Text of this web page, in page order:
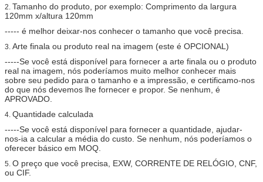
2. Tamanho do produto, por exemplo: Comprimento da largura
120mm x/altura 120mm
----- é melhor deixar-nos conhecer o tamanho que você precisa.
3. Arte finala ou produto real na imagem (este é OPCIONAL)
-----Se você está disponível para fornecer a arte finala ou o produto
real na imagem, nós poderíamos muito melhor conhecer mais
sobre seu pedido para o tamanho e a impressão, e certificamo-nos
do que nós devemos lhe fornecer e propor. Se nenhum, é
APROVADO.
4. Quantidade calculada
-----Se você está disponível para fornecer a quantidade, ajudar-
nos-ia a calcular a média do custo. Se nenhum, nós poderíamos o
oferecer básico em MOQ.
5. O preço que você precisa, EXW, CORRENTE DE RELÓGIO, CNF,
ou CIF.